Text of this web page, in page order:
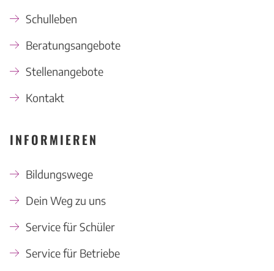
Schulleben
Beratungsangebote
Stellenangebote
Kontakt
INFORMIEREN
Bildungswege
Dein Weg zu uns
Service für Schüler
Service für Betriebe